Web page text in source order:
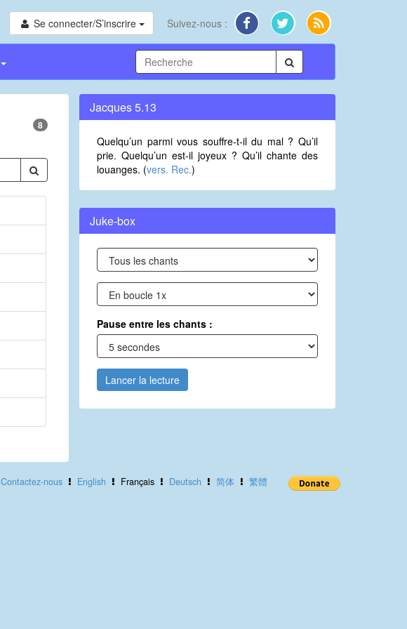
Se connecter/S’inscrire Suivez-nous :
8
Jacques 5.13
Quelqu’un parmi vous souffre-t-il du mal ? Qu’il
prie. Quelqu’un est-il joyeux ? Qu’il chante des
louanges. (vers. Rec.)
Juke-box
Pause entre les chants :
Lancer la lecture
Contactez-nous English Français Deutsch 简体 繁體